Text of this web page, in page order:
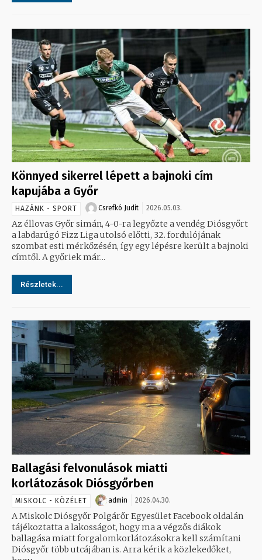
Könnyed sikerrel lépett a bajnoki cím
kapujába a Győr
HAZÁNK - SPORT Csrefkó Judit 2026.05.03.
Az éllovas Győr simán, 4-0-ra legyőzte a vendég Diósgyőrt
a labdarúgó Fizz Liga utolsó előtti, 32. fordulójának
szombat esti mérkőzésén, így egy lépésre került a bajnoki
címtől. A győriek már...
Részletek...
Ballagási felvonulások miatti
korlátozások Diósgyőrben
MISKOLC - KÖZÉLET admin 2026.04.30.
A Miskolc Diósgyőr Polgárőr Egyesület Facebook oldalán
tájékoztatta a lakosságot, hogy ma a végzős diákok
ballagása miatt forgalomkorlátozásokra kell számítani
Diósgyőr több utcájában is. Arra kérik a közlekedőket,